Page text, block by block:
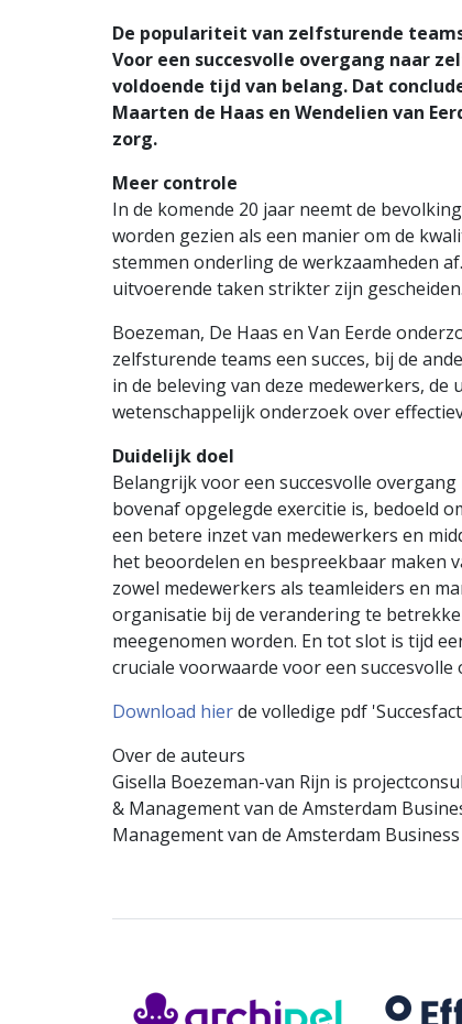
De populariteit van zelfsturende
Voor een succesvolle overgang naar
voldoende tijd van belang. Dat
Maarten de Haas en Wendelien van
zorg.
Meer controle
In de komende 20 jaar neemt de
worden gezien als een manier om de
stemmen onderling de werkzaamheden
uitvoerende taken strikter zijn gescheiden.
Boezeman, De Haas en Van Eerde
zelfsturende teams een succes, bij de
in de beleving van deze medewerkers,
wetenschappelijk onderzoek over
Duidelijk doel
Belangrijk voor een succesvolle
bovenaf opgelegde exercitie is, bedoeld
een betere inzet van medewerkers en
het beoordelen en bespreekbaar maken
zowel medewerkers als teamleiders en
organisatie bij de verandering te
meegenomen worden. En tot slot is tijd
cruciale voorwaarde voor een succesvolle
Download hierde volledige pdf
Over de auteurs
Gisella Boezeman-van Rijn is
& Management van de Amsterdam
Management van de Amsterdam